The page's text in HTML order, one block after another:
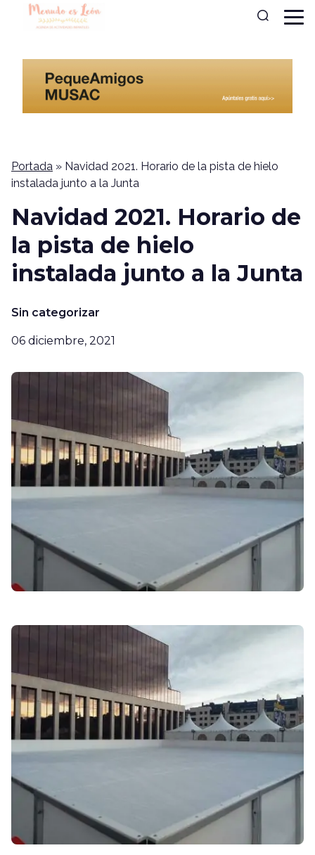
Portada » Navidad 2021. Horario de la pista de hielo
instalada junto a la Junta
Navidad 2021. Horario de
la pista de hielo
instalada junto a la Junta
Sin categorizar
06 diciembre, 2021